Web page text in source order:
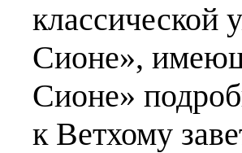
классической
Сионе»,
Сионе»
к Ветхому